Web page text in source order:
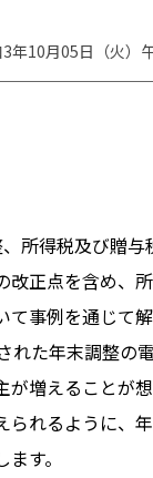
3年10月05日（火）
所得税及び贈与
改正点を含め、
事例を通じて解
れた年末調整の
が増えることが
られるように、
す。